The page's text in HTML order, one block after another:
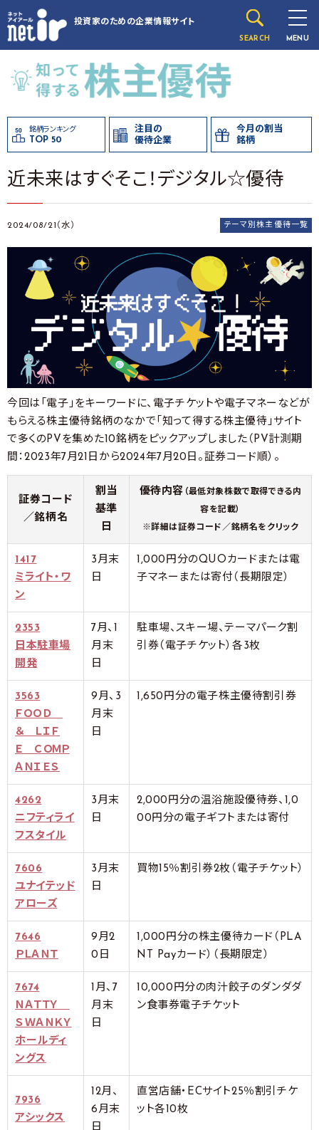
投資家のための企業情報サイト
SEARCH MENU
銘柄ランキング
TOP 50
注目の
優待企業
今月の割当
銘柄
近未来はすぐそこ！デジタル☆優待
2024/08/21（水） テーマ別株主優待一覧
今回は「電子」をキーワードに、電子チケットや電子マネーなどが
もらえる株主優待銘柄のなかで「知って得する株主優待」サイト
で多くのPVを集めた10銘柄をピックアップしました（PV計測期
間：2023年7月21日から2024年7月20日。証券コード順）。
証券コード
／銘柄名
割当
基準
日
優待内容 （最低対象株数で取得できる内
容を記載）
※詳細は証券コード／銘柄名をクリック
1417
ミライト・ワ
ン
3月末
日
1,000円分のQUOカードまたは電
子マネーまたは寄付（長期限定）
2353
日本駐車場
開発
7月、1
月末
日
駐車場、スキー場、テーマパーク割
引券（電子チケット）各3枚
3563
ＦＯＯＤ
＆ ＬＩＦ
Ｅ ＣＯＭＰ
ＡＮＩＥＳ
9月、3
月末
日
1,650円分の電子株主優待割引券
4262
ニフティライ
フスタイル
3月末
日
2,000円分の温浴施設優待券、1,0
00円分の電子ギフトまたは寄付
7606
ユナイテッド
アローズ
3月末
日
買物15％割引券2枚（電子チケット）
7646
ＰＬＡＮＴ
9月2
0日
1,000円分の株主優待カード（PLA
NT Payカード）（長期限定）
7674
ＮＡＴＴＹ
ＳＷＡＮＫＹ
ホールディ
ングス
1月、7
月末
日
10,000円分の肉汁餃子のダンダダ
ン食事券電子チケット
7936
アシックス
12月、
6月末
日
直営店舗・ECサイト25％割引チケ
ット各10枚